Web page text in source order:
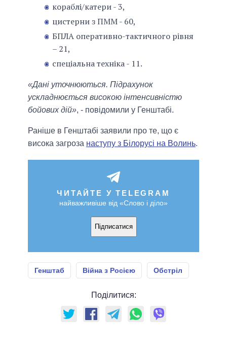
кораблі/катери - 3,
цистерни з ПММ - 60,
БПЛА оперативно-тактичного рівня
– 21,
спеціальна техніка - 11.
«Дані уточнюються. Підрахунок
ускладнюється високою інтенсивністю
бойових дій», - повідомили у Генштабі.
Раніше в Генштабі заявили про те, що є
висока загроза наступу з Білорусі на Волинь.
ЧИТАЙТЕ У TELEGRAM
найважливіше від «Слово і діло»
Підписатися
Генштаб Війна з Росією Обстріл
Поділитися: